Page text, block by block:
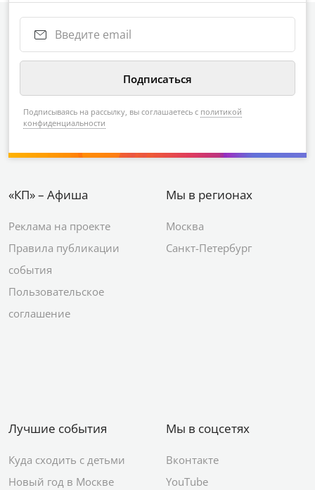
Подписываясь на рассылку, вы соглашаетесь с политикой
конфиденциальности
«КП» – Афиша
Реклама на проекте
Правила публикации
события
Пользовательское
соглашение
Мы в регионах
Москва
Санкт-Петербург
Лучшие события
Куда сходить с детьми
Новый год в Москве
Мы в соцсетях
Вконтакте
YouTube